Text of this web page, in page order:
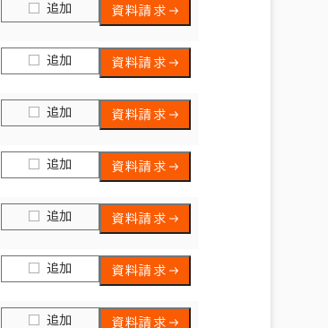
追加 資料請求
追加 資料請求
追加 資料請求
追加 資料請求
追加 資料請求
追加 資料請求
追加 資料請求